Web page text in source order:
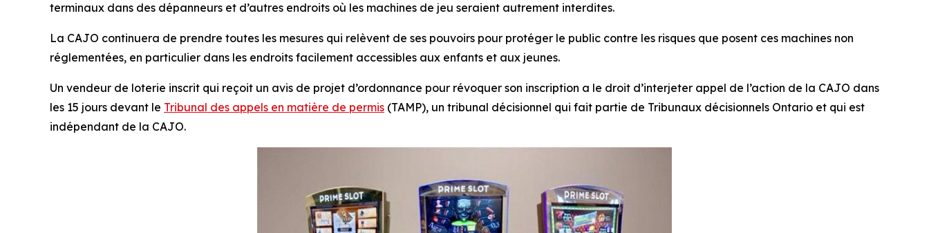
terminaux dans des dépanneurs et d’autres endroits où les machines de jeu seraient autrement interdites.
La CAJO continuera de prendre toutes les mesures qui relèvent de ses pouvoirs pour protéger le public contre les risques que posent ces machines non
réglementées, en particulier dans les endroits facilement accessibles aux enfants et aux jeunes.
Un vendeur de loterie inscrit qui reçoit un avis de projet d’ordonnance pour révoquer son inscription a le droit d’interjeter appel de l’action de la CAJO dans
les 15 jours devant le Tribunal des appels en matière de permis (TAMP), un tribunal décisionnel qui fait partie de Tribunaux décisionnels Ontario et qui est
indépendant de la CAJO.